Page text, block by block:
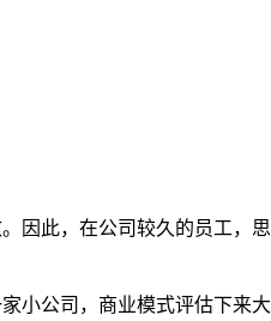
因此，在公司较久的员工，
公司，商业模式评估下来